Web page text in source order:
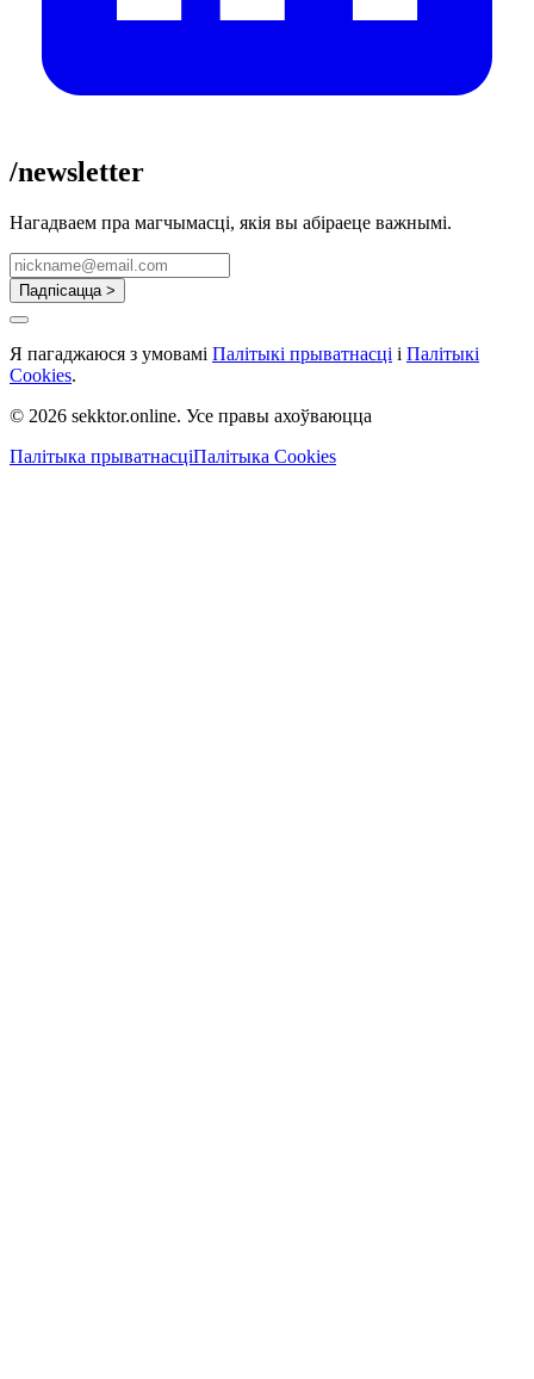
/newsletter
Нагадваем пра магчымасці, якія вы абіраеце важнымі.
Падпісацца >
Я пагаджаюся з умовамі Палітыкі прыватнасці і Палітыкі
Cookies.
© 2026 sekktor.online. Усе правы ахоўваюцца
Палітыка прыватнасціПалітыка Cookies